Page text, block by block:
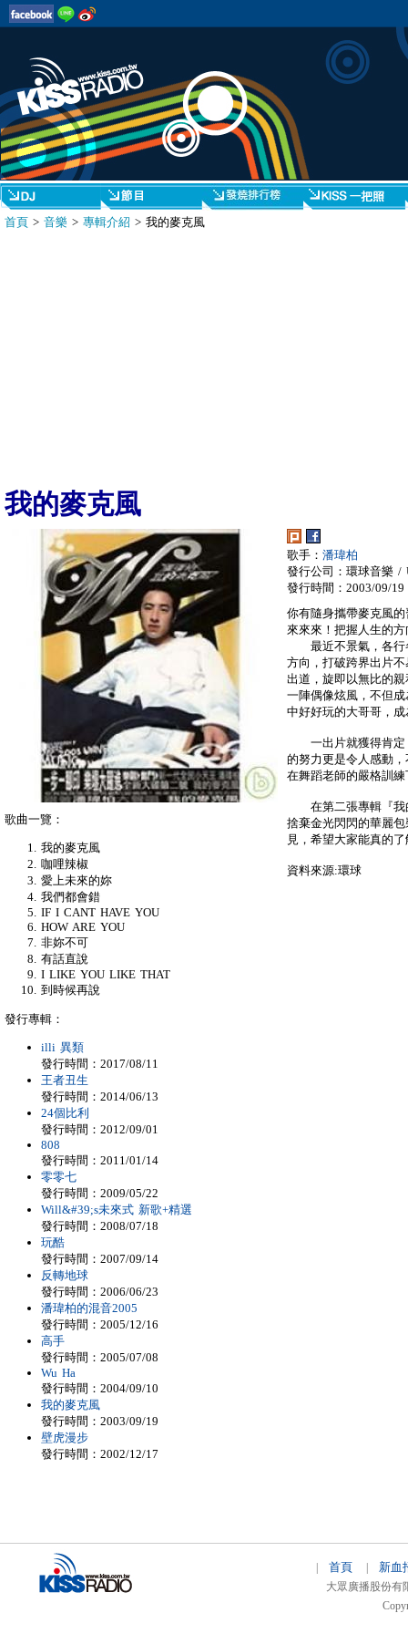
首頁 > 音樂 > 專輯介紹 > 我的麥克風
我的麥克風
歌手： 潘瑋柏
發行公司：環球音樂 /
發行時間：2003/09/19
你有隨身攜帶麥克風
來來來！把握人生的
最近不景氣，各行
方向，打破跨界出片
出道，旋即以無比的
一陣偶像炫風，不但
中好好玩的大哥哥，
一出片就獲得肯定
的努力更是令人感動
在舞蹈老師的嚴格訓
在第二張專輯『我
捨棄金光閃閃的華麗
見，希望大家能真的
資料來源:環球
歌曲一覽：
我的麥克風
咖哩辣椒
愛上未來的妳
我們都會錯
IF I CANT HAVE YOU
HOW ARE YOU
非妳不可
有話直說
I LIKE YOU LIKE THAT
到時候再說
發行專輯：
illi 異類
發行時間：2017/08/11
王者丑生
發行時間：2014/06/13
24個比利
發行時間：2012/09/01
808
發行時間：2011/01/14
零零七
發行時間：2009/05/22
Will&#39;s未來式 新歌+精選
發行時間：2008/07/18
玩酷
發行時間：2007/09/14
反轉地球
發行時間：2006/06/23
潘瑋柏的混音2005
發行時間：2005/12/16
高手
發行時間：2005/07/08
Wu Ha
發行時間：2004/09/10
我的麥克風
發行時間：2003/09/19
壁虎漫步
發行時間：2002/12/17
首頁 新血
大眾廣播股份有